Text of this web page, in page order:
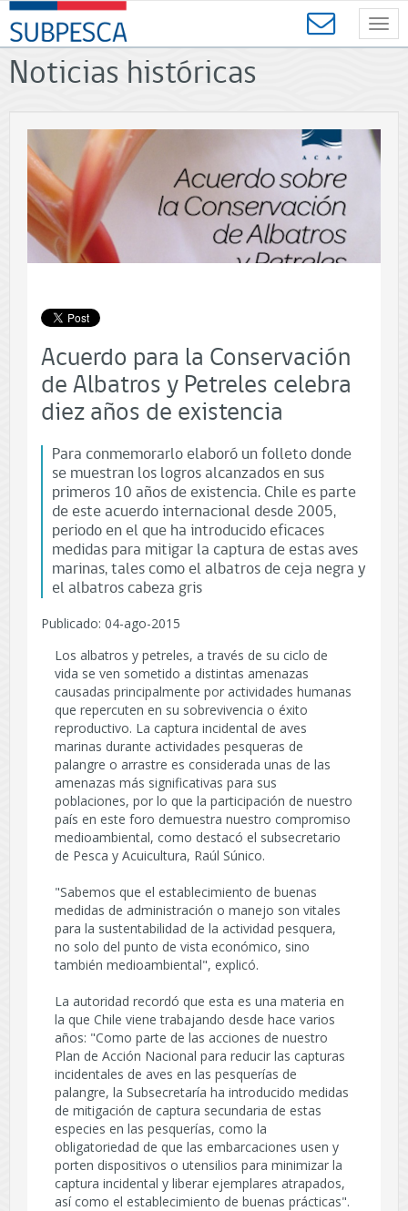
Contenido
principal
SUBPESCA
-
Subsecretaría
de
Acuicultura
Gobierno
de
Chile
Noticias históricas
Acuerdo para la Conservación
de Albatros y Petreles celebra
diez años de existencia
Para conmemorarlo elaboró un folleto donde
se muestran los logros alcanzados en sus
primeros 10 años de existencia. Chile es parte
de este acuerdo internacional desde 2005,
periodo en el que ha introducido eficaces
medidas para mitigar la captura de estas aves
marinas, tales como el albatros de ceja negra y
el albatros cabeza gris
Publicado: 04-ago-2015
Los albatros y petreles, a través de su ciclo de
vida se ven sometido a distintas amenazas
causadas principalmente por actividades humanas
que repercuten en su sobrevivencia o éxito
reproductivo. La captura incidental de aves
marinas durante actividades pesqueras de
palangre o arrastre es considerada unas de las
amenazas más significativas para sus
poblaciones, por lo que la participación de nuestro
país en este foro demuestra nuestro compromiso
medioambiental, como destacó el subsecretario
de Pesca y Acuicultura, Raúl Súnico.
"Sabemos que el establecimiento de buenas
medidas de administración o manejo son vitales
para la sustentabilidad de la actividad pesquera,
no solo del punto de vista económico, sino
también medioambiental", explicó.
La autoridad recordó que esta es una materia en
la que Chile viene trabajando desde hace varios
años: "Como parte de las acciones de nuestro
Plan de Acción Nacional para reducir las capturas
incidentales de aves en las pesquerías de
palangre, la Subsecretaría ha introducido medidas
de mitigación de captura secundaria de estas
especies en las pesquerías, como la
obligatoriedad de que las embarcaciones usen y
porten dispositivos o utensilios para minimizar la
captura incidental y liberar ejemplares atrapados,
así como el establecimiento de buenas prácticas".